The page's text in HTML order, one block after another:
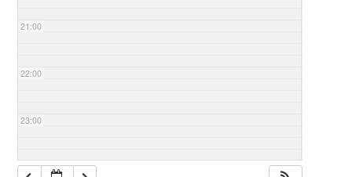
21:00
22:00
23:00